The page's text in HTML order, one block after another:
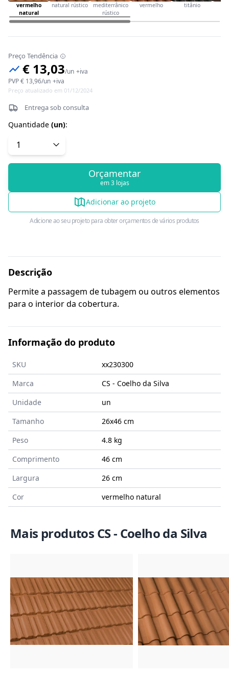
vermelho
natural
natural rústico
mediterrânico
rústico
vermelho titânio
Preço Tendência
€ 13,03/un +iva
PVP€ 13,96/un +iva
Preço atualizado em 01/12/2024
Entrega sob consulta
Quantidade (un):
Orçamentar
em 3 lojas
Adicionar ao projeto
Adicione ao seu projeto para obter orçamentos de vários produtos
Descrição
Permite a passagem de tubagem ou outros elementos
para o interior da cobertura.
Informação do produto
SKU
xx230300
Marca
CS - Coelho da Silva
Unidade
un
Tamanho
26x46 cm
Peso
4.8 kg
Comprimento
46 cm
Largura
26 cm
Cor
vermelho natural
Mais produtos CS - Coelho da Silva
Imagem do Produto